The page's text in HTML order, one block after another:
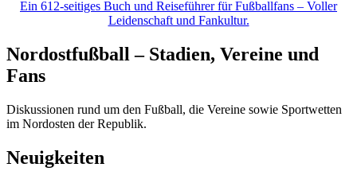
Ein 612-seitiges Buch und Reiseführer für Fußballfans – Voller
Leidenschaft und Fankultur.
Nordostfußball – Stadien, Vereine und
Fans
Diskussionen rund um den Fußball, die Vereine sowie Sportwetten
im Nordosten der Republik.
Neuigkeiten